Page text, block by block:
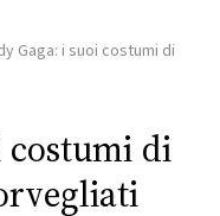
Gaga: i suoi costumi di
costumi di